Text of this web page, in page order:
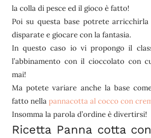
la colla di pesce ed il gioco è fatto!
Poi su questa base potrete
disparate e giocare con la fantasia.
In questo caso io vi propongo il
l’abbinamento con il cioccolato con
mai!
Ma potete variare anche la base
fatto nella pannacotta al cocco con
Insomma la parola d’ordine è divertirsi!
Ricetta Panna cotta